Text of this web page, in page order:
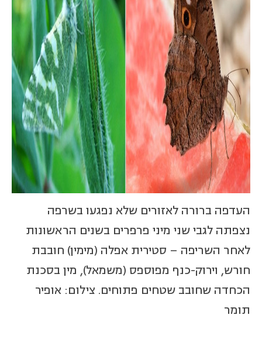
העדפה ברורה לאזורים שלא נפגעו בשרפה
נצפתה לגבי שני מיני פרפרים בשנים הראשונות
לאחר השריפה – סטירית אפלה (מימין) חובבת
חורש, וירוק-כנף מפוספס (משמאל), מין בסכנת
הכחדה שחובב שטחים פתוחים. צילום: אופיר
תומר